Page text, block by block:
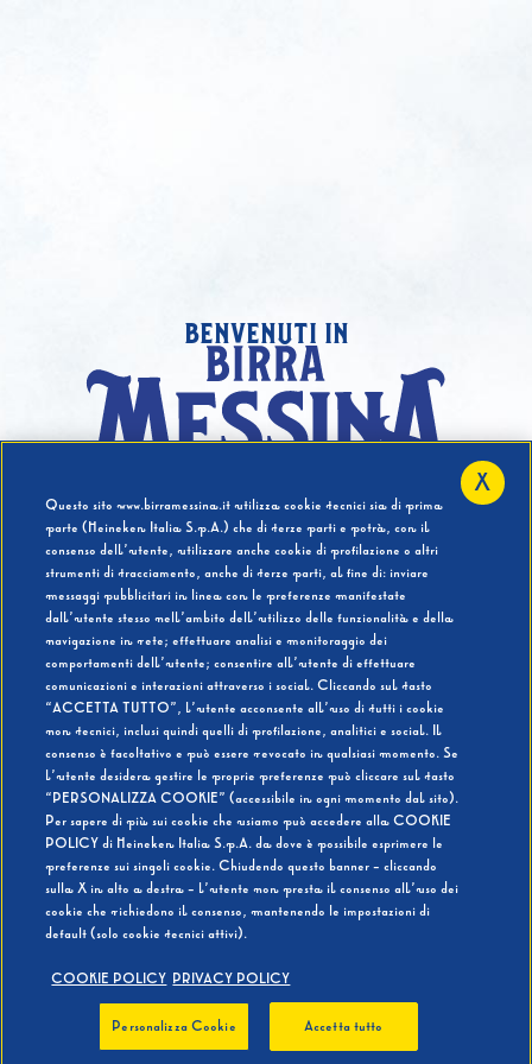
benvenuti in
Hai compiuto 18 Anni?
SI NO
BEVI RESPONSABILMENTE
Questo sito www.birramessina.it utilizza cookie tecnici sia di prima
parte (Heineken Italia S.p.A.) che di terze parti e potrà, con il
consenso dell’utente, utilizzare anche cookie di profilazione o altri
strumenti di tracciamento, anche di terze parti, al fine di: inviare
messaggi pubblicitari in linea con le preferenze manifestate
dall’utente stesso nell’ambito dell’utilizzo delle funzionalità e della
navigazione in rete; effettuare analisi e monitoraggio dei
comportamenti dell’utente; consentire all’utente di effettuare
comunicazioni e interazioni attraverso i social. Cliccando sul tasto
“ACCETTA TUTTO”, l’utente acconsente all’uso di tutti i cookie
non tecnici, inclusi quindi quelli di profilazione, analitici e social. Il
consenso è facoltativo e può essere revocato in qualsiasi momento. Se
l’utente desidera gestire le proprie preferenze può cliccare sul tasto
“PERSONALIZZA COOKIE” (accessibile in ogni momento dal sito).
Per sapere di più sui cookie che usiamo può accedere alla COOKIE
POLICY di Heineken Italia S.p.A. da dove è possibile esprimere le
preferenze sui singoli cookie. Chiudendo questo banner - cliccando
sulla X in alto a destra - l’utente non presta il consenso all’uso dei
cookie che richiedono il consenso, mantenendo le impostazioni di
default (solo cookie tecnici attivi).
COOKIE POLICY PRIVACY POLICY
Personalizza Cookie Accetta tutto
X